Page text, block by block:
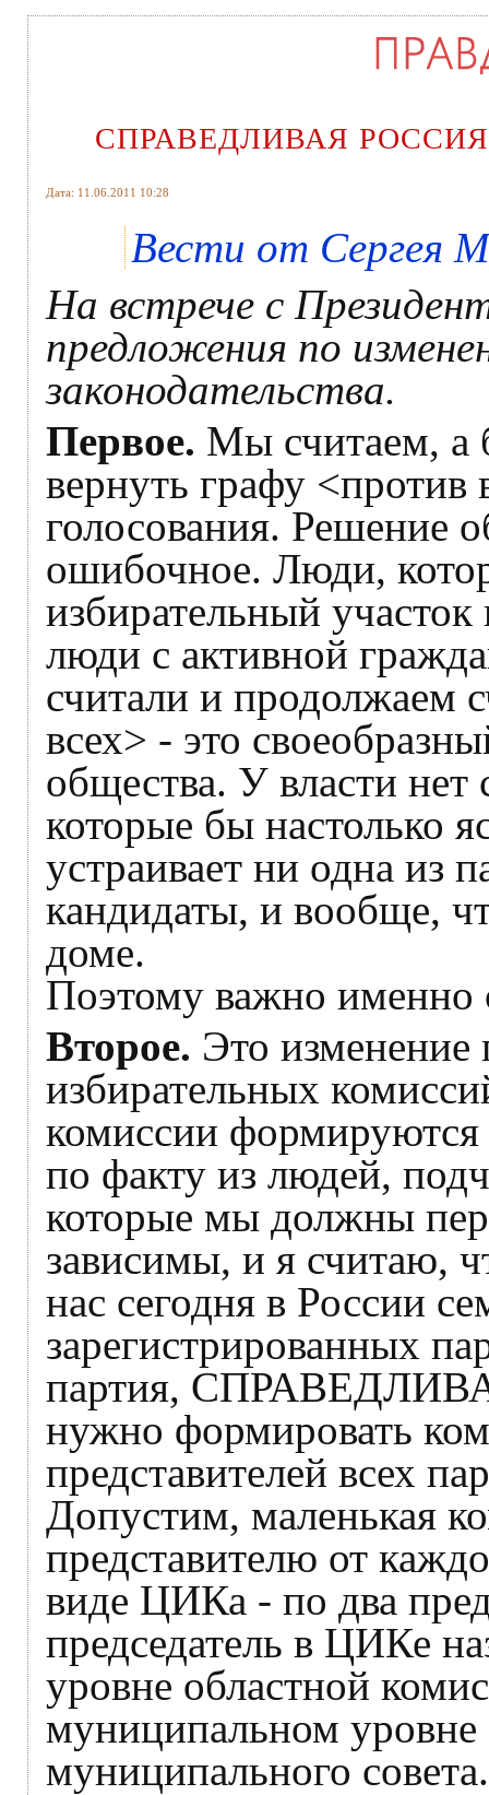
СПРАВЕДЛИВАЯ РОССИЯ
Дата: 11.06.2011 10:28
Вести от Сергея
На встрече с
предложения по
законодательства.
Первое. Мы считаем, а
вернуть графу <против
голосования. Решение
ошибочное. Люди,
избирательный
люди с активной
считали и продолжаем
всех> - это
общества. У власти нет
которые бы настолько
устраивает ни одна из
кандидаты, и вообще,
доме.
Поэтому важно именно
Второе. Это изменение
избирательных
комиссии
по факту из людей,
которые мы должны
зависимы, и я считаю,
нас сегодня в России
зарегистрированных
партия,
нужно формировать
представителей всех
Допустим, маленькая
представителю от
виде ЦИКа - по два
председатель в ЦИКе
уровне областной
муниципальном уровне
муниципального совета.